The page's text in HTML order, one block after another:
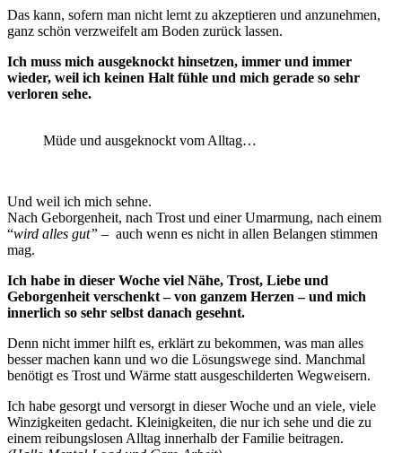
Das kann, sofern man nicht lernt zu akzeptieren und anzunehmen,
ganz schön verzweifelt am Boden zurück lassen.
Ich muss mich ausgeknockt hinsetzen, immer und immer
wieder, weil ich keinen Halt fühle und mich gerade so sehr
verloren sehe.
Müde und ausgeknockt vom Alltag…
Und weil ich mich sehne.
Nach Geborgenheit, nach Trost und einer Umarmung, nach einem
“wird alles gut” – auch wenn es nicht in allen Belangen stimmen
mag.
Ich habe in dieser Woche viel Nähe, Trost, Liebe und
Geborgenheit verschenkt – von ganzem Herzen – und mich
innerlich so sehr selbst danach gesehnt.
Denn nicht immer hilft es, erklärt zu bekommen, was man alles
besser machen kann und wo die Lösungswege sind. Manchmal
benötigt es Trost und Wärme statt ausgeschilderten Wegweisern.
Ich habe gesorgt und versorgt in dieser Woche und an viele, viele
Winzigkeiten gedacht. Kleinigkeiten, die nur ich sehe und die zu
einem reibungslosen Alltag innerhalb der Familie beitragen.